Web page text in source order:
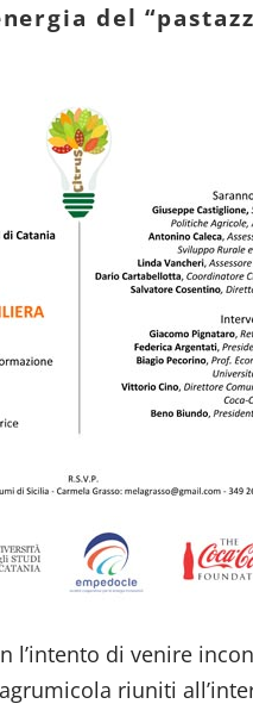
del
l’intento di venire
riuniti